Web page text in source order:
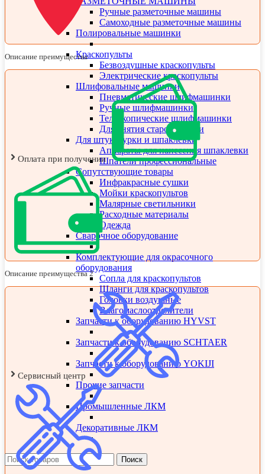
Ручные разметочные машины
Самоходные разметочные машины
Полировальные машинки
Краскопульты
Безвоздушные краскопульты
Электрические краскопульты
Шлифовальные машинки
Пневматические шлифмашинки
Ручные шлифмашинки
Телескопические шлифмашинки
Для снятия старой краски
Для штукатурки и шпаклевки
Аппараты для нанесения шпаклевки
Шпатели профессиональные
Сопутствующие товары
Инфракрасные сушки
Мойки краскопультов
Малярные светильники
Расходные материалы
Одежда
Сварочное оборудование
Комплектующие для окрасочного
оборудования
Сопла для краскопультов
Шланги для краскопультов
Головки воздушные
Влагомаслоотделители
Запчасти к оборудованию HYVST
Запчасти к оборудованию SCHTAER
Запчасти к оборудованию YOKIJI
Прочие запчасти
Промышленные ЛКМ
Декоративные ЛКМ
Поиск
Описание преимущества
Оплата при получении
Описание преимущества 2
Сервисный центр